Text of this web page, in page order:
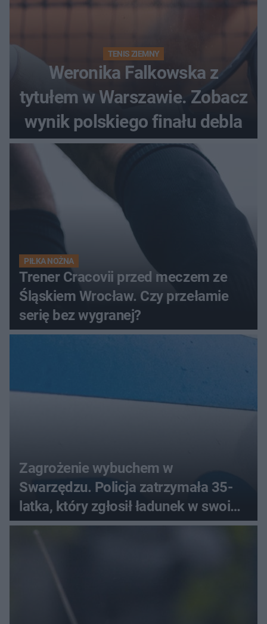
TENIS ZIEMNY
Weronika Falkowska z
tytułem w Warszawie. Zobacz
wynik polskiego finału debla
PIŁKA NOŻNA
Trener Cracovii przed meczem ze
Śląskiem Wrocław. Czy przełamie
serię bez wygranej?
Zagrożenie wybuchem w
Swarzędzu. Policja zatrzymała 35-
latka, który zgłosił ładunek w swoim
aucie